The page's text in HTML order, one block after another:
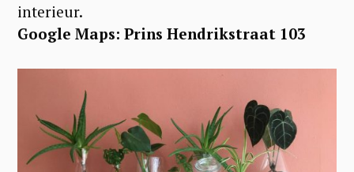
interieur.
Google Maps: Prins Hendrikstraat 103